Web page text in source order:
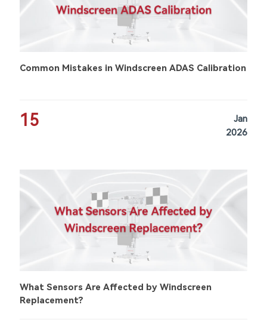
Common Mistakes in Windscreen ADAS Calibration
15
Jan
2026
What Sensors Are Affected by Windscreen
Replacement?